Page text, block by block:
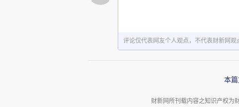
评论仅代表网友个人观点，不代表财新网观
本
财新网所刊载内容之知识产权为